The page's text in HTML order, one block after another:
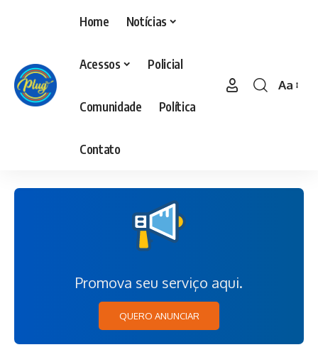
Home Notícias
Acessos Policial
Comunidade Política
Contato
Aa
Promova seu serviço aqui.
QUERO ANUNCIAR